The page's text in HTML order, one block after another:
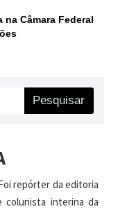
Câmara Federal
Pesquisar
repórter da editoria
colunista interina da